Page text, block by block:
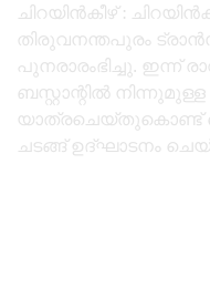
ചിറയിൻകീഴ് :
തിരുവനന്തപുരം
പുനരാരംഭിച്ചു. ഇന്ന്
ബസ്റ്റാന്റിൽ
യാത്രചെയ്തുകൊണ്ട്
ചടങ്ങ് ഉദ്‌ഘാടനം